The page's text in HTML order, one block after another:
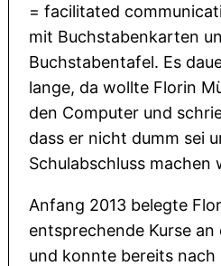
= facilitated
mit Buchstabenkarten
Buchstabentafel. Es
lange, da wollte Florin
den Computer und
dass er nicht dumm sei
Schulabschluss machen
Anfang 2013 belegte
entsprechende Kurse
und konnte bereits nach